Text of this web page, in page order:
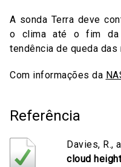
A sonda Terra deve
o clima até o fim da
tendência de queda das
Com informações da
Referência
Davies, R.,
cloud